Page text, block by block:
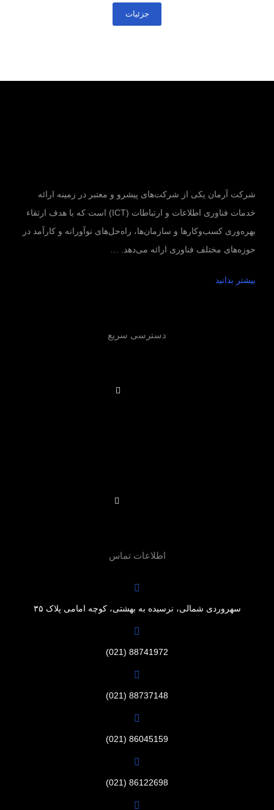
جزئیات
شرکت آرمان یکی از شرکت‌های پیشرو و معتبر در زمینه ارائه
خدمات فناوری اطلاعات و ارتباطات (ICT) است که با هدف ارتقاء
بهره‌وری کسب‌وکارها و سازمان‌ها، راه‌حل‌های نوآورانه و کارآمد در
حوزه‌های مختلف فناوری ارائه می‌دهد. …
بیشتر بدانید
دسترسی سریع
اطلاعات تماس
سهروردی شمالی، نرسیده به بهشتی، کوچه امامی پلاک ۳۵
88741972 (021)
88737148 (021)
86045159 (021)
86122698 (021)